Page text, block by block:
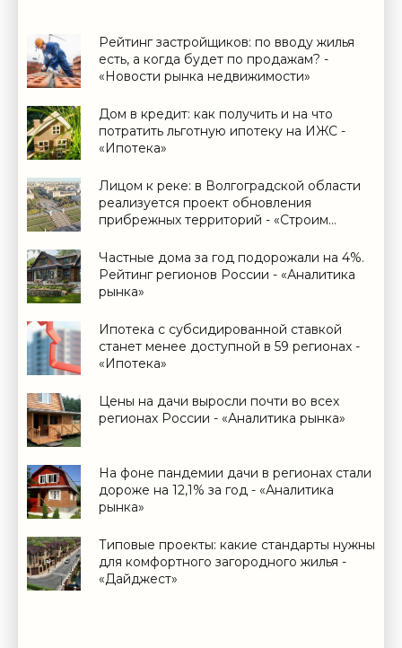
Рейтинг застройщиков: по вводу жилья
есть, а когда будет по продажам? -
«Новости рынка недвижимости»
Дом в кредит: как получить и на что
потратить льготную ипотеку на ИЖС -
«Ипотека»
Лицом к реке: в Волгоградской области
реализуется проект обновления
прибрежных территорий - «Строим
Частные дома за год подорожали на 4%.
Рейтинг регионов России - «Аналитика
рынка»
Ипотека с субсидированной ставкой
станет менее доступной в 59 регионах -
«Ипотека»
Цены на дачи выросли почти во всех
регионах России - «Аналитика рынка»
На фоне пандемии дачи в регионах стали
дороже на 12,1% за год - «Аналитика
рынка»
Типовые проекты: какие стандарты нужны
для комфортного загородного жилья -
«Дайджест»